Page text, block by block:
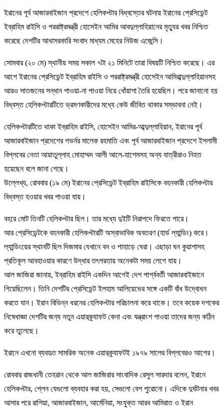
ইরানের পূর্ব আজারবাইজান প্রদেশে হেলিকপ্টার বিধ্বস্তের ঘটনায় ইরানের প্রেসিডেন্ট
ইব্রাহিম রাইসি ও পররাষ্ট্রমন্ত্রী হোসেইন আমির আবদুল্লাহিয়ানের মৃত্যুর খবর নিশ্চিত
করেছে দেশটির আধাসরকারি সংবাদ মাধ্যম মেহের নিউজ এজেন্সি।
সোমবার (২০ মে) স্থানীয় সময় সকাল ৭টা ২১ মিনিটে তারা বিষয়টি নিশ্চিত করেছে। এর
আগে ইরানের প্রেসিডেন্ট ইব্রাহিম রাইসি ও পররাষ্ট্রমন্ত্রী হোসেইন আমিরাব্দুল্লাহিয়ানসহ
আরও সাতজনের সন্ধান পাওয়া-না পাওয়া নিয়ে ধোঁয়াশা তৈরি হয়েছিল। পরে জানানো হয়
বিধ্বস্ত হেলিকপ্টারটিতে ভ্রমণকারীদের মধ্যে কেউ জীবিত থাকার সম্ভাবনা নেই।
হেলিকপ্টারটিতে থাকা ইব্রাহিম রাইসি, হোসেইন আমির-আব্দুল্লাহিয়ান, ইরানের পূর্ব
আজারবাইজান প্রদেশের গভর্নর মালেক রহমাতি এবং পূর্ব আজারবাইজান প্রদেশে ইসলামী
বিপ্লবের নেতা আয়াতুল্লাহ মোহাম্মদ আলী আলে-হাশেমসহ অন্য যাত্রীরাও নিহত
হয়েছেন বলে জানা গেছে।
উল্লেখ্য, রোববার (১৯ মে) ইরানের প্রেসিডেন্ট ইব্রাহিম রাইসিকে বহনকারী হেলিকপ্টার
বিধ্বস্ত হওয়ার খবর পাওয়া যায়।
বহরে মোট তিনটি হেলিকপ্টার ছিল। তার মধ্যে দুইটি নিরাপদে ফিরতে পারে।
আর প্রেসিডেন্টকে বহনকারী হেলিকপ্টারটি অস্বাভাবিক অবতরণ (হার্ড ল্যান্ডিং) করে।
ল্যান্ডিংয়ের স্থানটি ছিল দিজমার যেখানে বন ও পাহাড়ে ঘেরা। এছাড়া ঘন কুয়াশাসহ
প্রতিকূল আবহাওয়ার কারণে উদ্ধার তৎপরতায় অনেকটা সময় লেগে যায়।
আল জাজিরা জানায়, ইব্রাহিম রাইসি একদিন আগেই দেশ পার্শ্ববর্তী আজারবাইজানে
গিয়েছিলেন। তিনি দেশটির প্রেসিডেন্ট ইলহাম আলিয়েভের সঙ্গে একটি বাঁধ উদ্বোধন
করতে যান। ইরান বিভিন্ন ধরনের হেলিকপ্টার পরিচালনা করে থাকে। তবে কয়েক দশকের
নিষেধাজ্ঞা দেশটির জন্য নতুন এয়ারক্র্যাফট কেনা এবং যন্ত্রাংশ পাওয়া তাদের জন্য কঠিন
করে তুলেছে।
ইরানে এখনো ব্যবহৃত সামরিক অনেক এয়ারক্র্যাফটই ১৯৭৯ সালের বিপ্লবেরও আগের।
রোববার রাজধানী তেহরান থেকে আল জাজিরার সাংবাদিক রেসুল সারদার বলেন, ইরানে
হেলিকপ্টার, প্লেন যেগুলো ব্যবহার করা হয়, সেগুলো বেশ পুরোনো। এদিকে দুর্ঘটনার খবর
আসার পরে রাশিয়া, আজারবাইজান, আর্মেনিয়া, সংযুক্ত আরব আমিরাত ও ইরান